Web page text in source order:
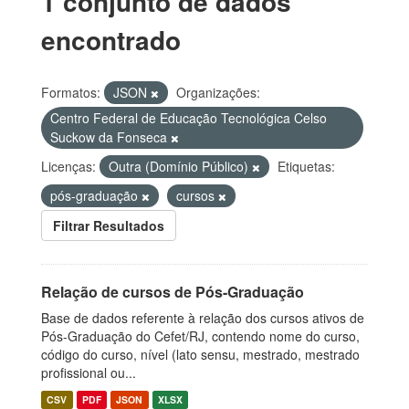
encontrado
Formatos: JSON
Organizações:
Centro Federal de Educação Tecnológica Celso
Suckow da Fonseca
Licenças:
Outra (Domínio Público)
Etiquetas:
pós-graduação
cursos
Filtrar Resultados
Relação de cursos de Pós-Graduação
Base de dados referente à relação dos cursos ativos de
Pós-Graduação do Cefet/RJ, contendo nome do curso,
código do curso, nível (lato sensu, mestrado, mestrado
profissional ou...
CSV PDF JSON XLSX